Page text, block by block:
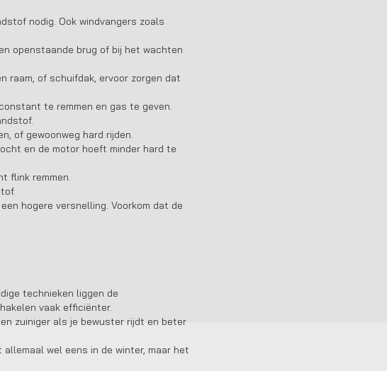
nodig. Ook windvangers zoals
openstaande brug of bij het wachten
raam, of schuifdak, ervoor zorgen dat
te remmen en gas te geven.
of gewoonweg hard rijden.
en de motor hoeft minder hard te
flink remmen.
hogere versnelling. Voorkom dat de
technieken liggen de
vaak efficiënter.
zuiniger als je bewuster rijdt en beter
allemaal wel eens in de winter, maar het